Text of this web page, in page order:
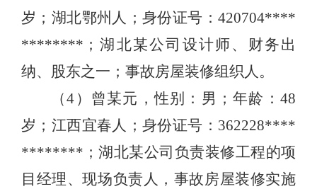
岁；湖北鄂州人；身份证号：420704****
********；湖北某公司设计师、财务出
纳、股东之一；事故房屋装修组织人。
（4）曾某元，性别：男；年龄：48
岁；江西宜春人；身份证号：362228****
********；湖北某公司负责装修工程的项
目经理、现场负责人，事故房屋装修实施